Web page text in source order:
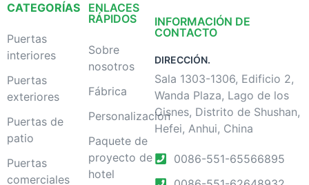
CATEGORÍAS
Puertas
interiores
Puertas
exteriores
Puertas de
patio
Puertas
comerciales
ENLACES
RÁPIDOS
Sobre
nosotros
Fábrica
Personalización
Paquete de
proyecto de
hotel
INFORMACIÓN DE
CONTACTO
DIRECCIÓN.
Sala 1303-1306, Edificio 2,
Wanda Plaza, Lago de los
Cisnes, Distrito de Shushan,
Hefei, Anhui, China
0086-551-65566895